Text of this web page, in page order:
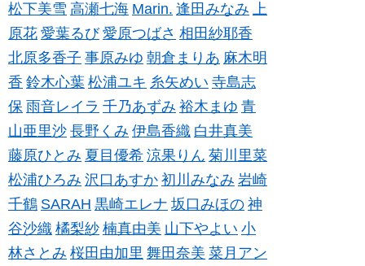
松下美雪 高瀬七海 Marin. 逢田みなみ 上
原花 愛葉るび 愛原つばさ 相田紗耶香
北原多香子 事原みゆ 朝倉まりあ 麻木明
香 鈴木心葉 松浦ユキ 糸矢めい 寺島志
保 雨音レイラ 千乃あずみ 裕木まゆ 青
山亜里沙 長野くみ 伊島香織 白井真美
藤原ひとみ 夏目優希 涼果りん 菊川里菜
松浦ひろみ 沢口あすか 初川みなみ 岩崎
千鶴 SARAH 黒崎エレナ 坂口みほの 神
谷沙織 橘梨紗 楠真由美 山下やよい 小
林さとみ 桜田由加里 舞田奈美 菜月アン